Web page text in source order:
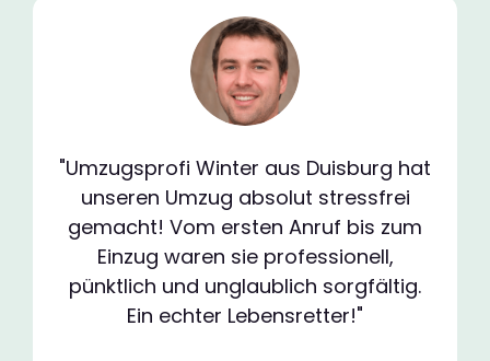
"Umzugsprofi Winter aus Duisburg hat
unseren Umzug absolut stressfrei
gemacht! Vom ersten Anruf bis zum
Einzug waren sie professionell,
pünktlich und unglaublich sorgfältig.
Ein echter Lebensretter!"